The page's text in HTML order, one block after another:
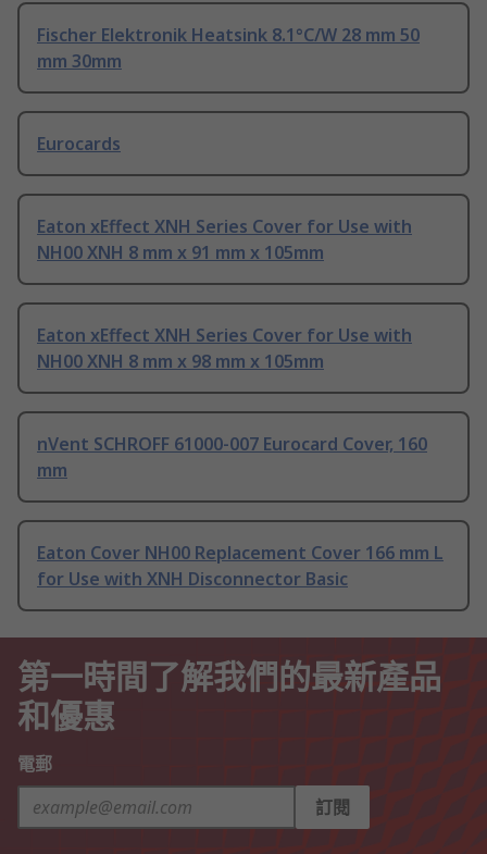
Fischer Elektronik Heatsink 8.1°C/W 28 mm 50
mm 30mm
Eurocards
Eaton xEffect XNH Series Cover for Use with
NH00 XNH 8 mm x 91 mm x 105mm
Eaton xEffect XNH Series Cover for Use with
NH00 XNH 8 mm x 98 mm x 105mm
nVent SCHROFF 61000-007 Eurocard Cover, 160
mm
Eaton Cover NH00 Replacement Cover 166 mm L
for Use with XNH Disconnector Basic
第一時間了解我們的最新產品
和優惠
電郵
訂閱